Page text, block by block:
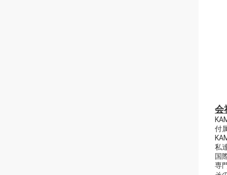
会
付
私
国
専